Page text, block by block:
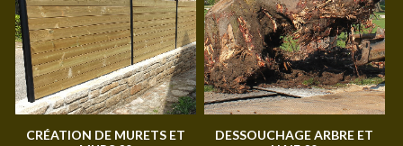
CRÉATION DE MURETS ET
DESSOUCHAGE ARBRE ET